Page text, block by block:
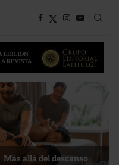
Energía que Impulsa la
competitividad